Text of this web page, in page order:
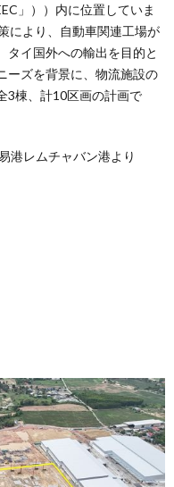
」））内に位置していま
により、自動車関連工場が
タイ国外への輸出を目的と
ーズを背景に、物流施設の
3棟、計10区画の計画で
港レムチャバン港より